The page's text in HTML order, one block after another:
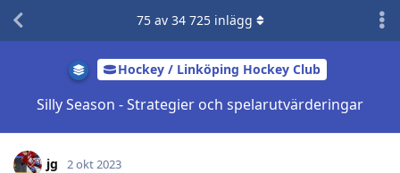
Hockey / Linköping Hockey Club
Silly Season - Strategier och spelarutvärderingar
75av 34 725inlägg
jg 2 okt 2023